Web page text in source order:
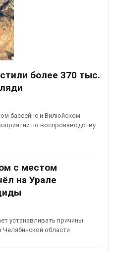
более 370 тыс.
бассейне и Вилюйском
по воспроизводству
с местом
на Урале
устанавливать причины
области